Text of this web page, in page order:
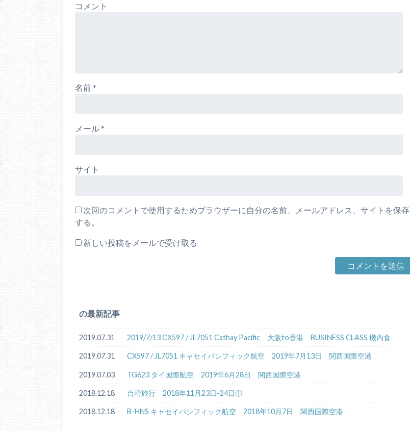
コメント
名前*
メール*
サイト
次回のコメントで使用するためブラウザーに自分の名前、メールアドレス、サイトを保存
する。
新しい投稿をメールで受け取る
の最新記事
2019.07.31 2019/7/13 CX597 / JL7051 Cathay Pacific 大阪to香港 BUSINESS CLASS 機内食
2019.07.31 CX597 / JL7051 キャセイパシフィック航空 2019年7月13日 関西国際空港
2019.07.03 TG623 タイ国際航空 2019年6月28日 関西国際空港
2018.12.18 台湾旅行 2018年11月23日-24日①
2018.12.18 B-HNS キャセイパシフィック航空 2018年10月7日 関西国際空港